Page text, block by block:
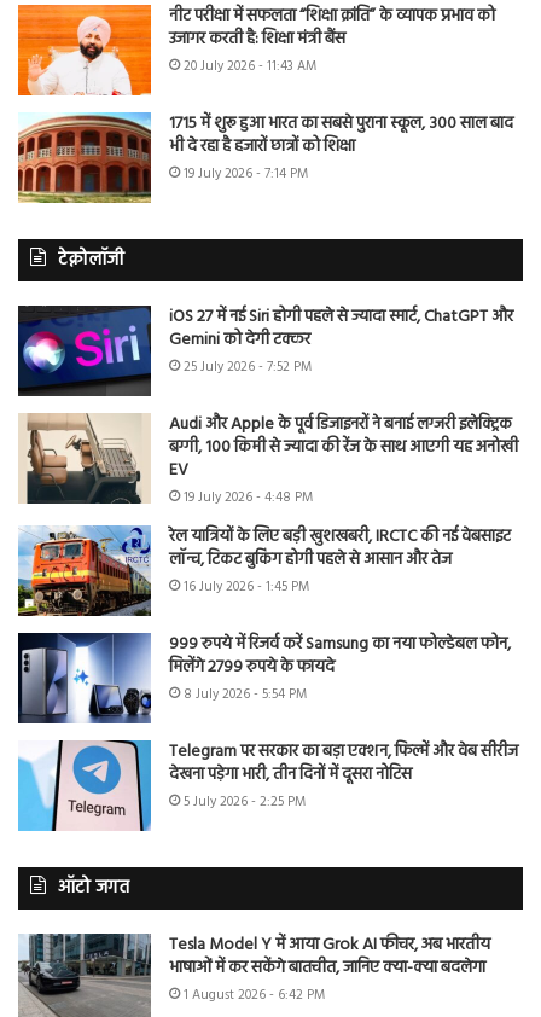
नीट परीक्षा में सफलता “शिक्षा क्रांति” के व्यापक प्रभाव को
उजागर करती है: शिक्षा मंत्री बैंस
20 July 2026 - 11:43 AM
1715 में शुरू हुआ भारत का सबसे पुराना स्कूल, 300 साल बाद
भी दे रहा है हजारों छात्रों को शिक्षा
19 July 2026 - 7:14 PM
टेक्नोलॉजी
iOS 27 में नई Siri होगी पहले से ज्यादा स्मार्ट, ChatGPT और
Gemini को देगी टक्कर
25 July 2026 - 7:52 PM
Audi और Apple के पूर्व डिजाइनरों ने बनाई लग्जरी इलेक्ट्रिक
बग्गी, 100 किमी से ज्यादा की रेंज के साथ आएगी यह अनोखी
EV
19 July 2026 - 4:48 PM
रेल यात्रियों के लिए बड़ी खुशखबरी, IRCTC की नई वेबसाइट
लॉन्च, टिकट बुकिंग होगी पहले से आसान और तेज
16 July 2026 - 1:45 PM
999 रुपये में रिजर्व करें Samsung का नया फोल्डेबल फोन,
मिलेंगे 2799 रुपये के फायदे
8 July 2026 - 5:54 PM
Telegram पर सरकार का बड़ा एक्शन, फिल्में और वेब सीरीज
देखना पड़ेगा भारी, तीन दिनों में दूसरा नोटिस
5 July 2026 - 2:25 PM
ऑटो जगत
Tesla Model Y में आया Grok AI फीचर, अब भारतीय
भाषाओं में कर सकेंगे बातचीत, जानिए क्या-क्या बदलेगा
1 August 2026 - 6:42 PM